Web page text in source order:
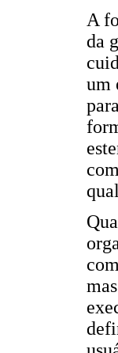
A
da
um